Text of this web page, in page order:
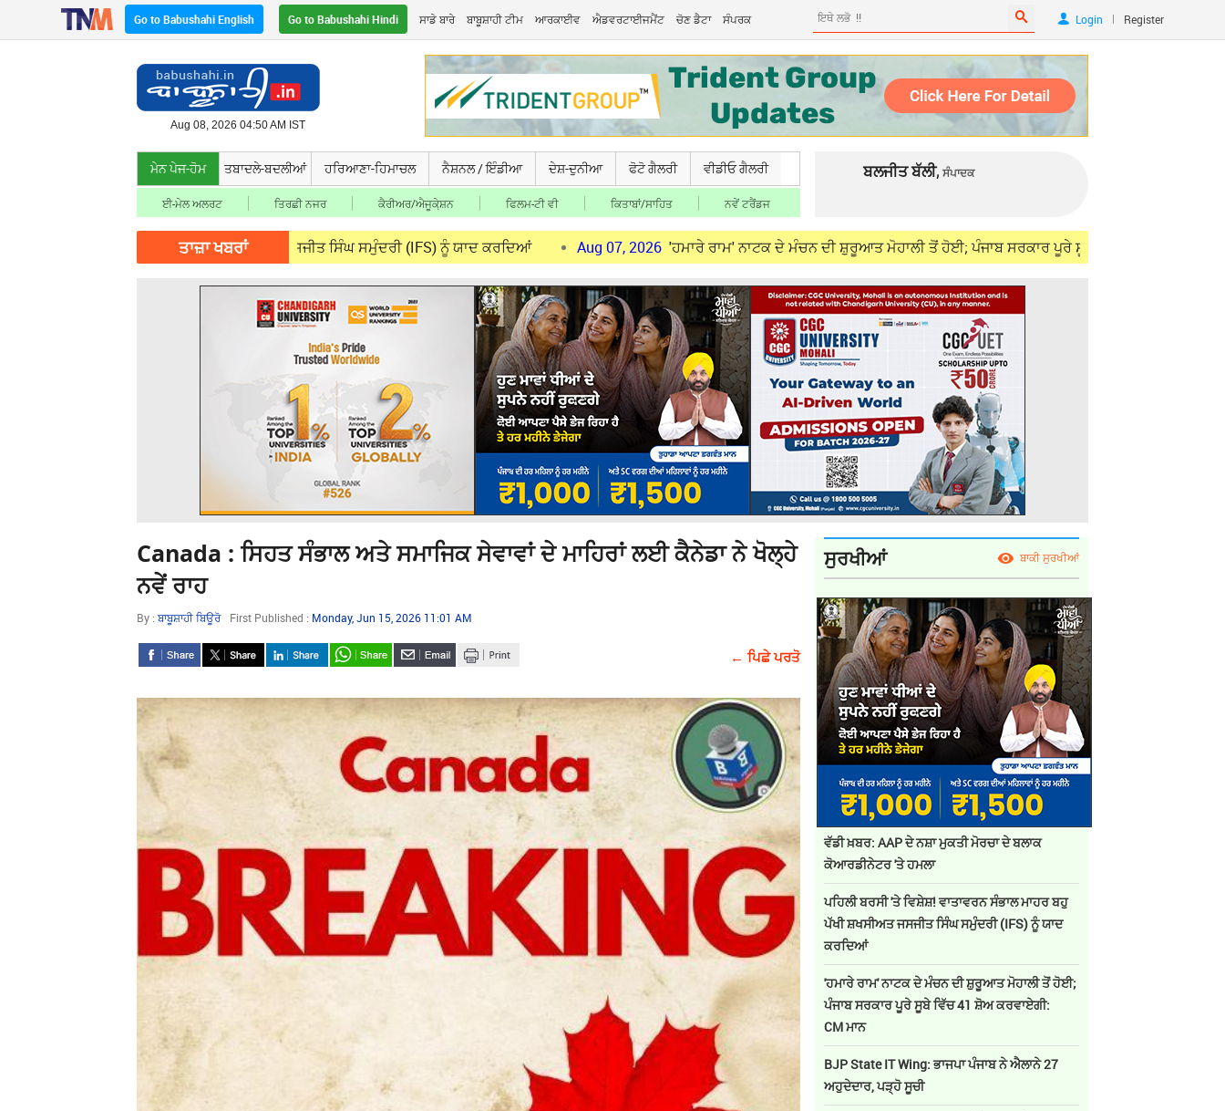
Go to Babushahi English Go to Babushahi Hindi ਸਾਡੇ ਬਾਰੇ ਬਾਬੂਸ਼ਾਹੀ ਟੀਮ ਆਰਕਾਈਵ ਐਡਵਰਟਾਈਜਮੈਂਟ ਚੋਣ ਡੈਟਾ ਸੰਪਰਕ Login | Register
Aug 08, 2026 04:50 AM IST
ਮੇਨ ਪੇਜ-ਹੋਮ ਤਬਾਦਲੇ-ਬਦਲੀਆਂ ਹਰਿਆਣਾ-ਹਿਮਾਚਲ ਨੈਸ਼ਨਲ / ਇੰਡੀਆ ਦੇਸ਼-ਦੁਨੀਆ ਫੋਟੋ ਗੈਲਰੀ ਵੀਡੀਓ ਗੈਲਰੀ
ਈ-ਮੇਲ ਅਲਰਟ ਤਿਰਛੀ ਨਜਰ ਕੈਰੀਅਰ/ਐਜੂਕੇ਼ਸ਼ਨ ਫਿਲਮ-ਟੀ ਵੀ ਕਿਤਾਬਾਂ/ਸਾਹਿਤ ਨਵੇਂ ਟਰੈਂਡਜ
ਬਲਜੀਤ ਬੱਲੀ, ਸੰਪਾਦਕ
ਤਾਜ਼ਾ ਖਬਰਾਂ
ਸੰਭਾਲ ਮਾਹਰ ਬਹੁ ਪੱਖੀ ਸ਼ਖਸੀਅਤ ਜਸਜੀਤ ਸਿੰਘ ਸਮੁੰਦਰੀ (IFS) ਨੂੰ ਯਾਦ ਕਰਦਿਆਂ Aug 07, 2026 'ਹਮਾਰੇ ਰਾਮ' ਨਾਟਕ ਦੇ ਮੰਚਨ ਦੀ ਸ਼ੁਰੂਆਤ ਮੋਹਾਲੀ ਤੋਂ ਹੋਈ; ਪੰਜਾਬ ਸਰਕਾਰ ਪੂਰੇ ਸੂਬੇ ਵਿੱਚ 41 ਸ਼ੋਅ ਕਰਵਾਏਗੀ: CM ਮਾਨ
Canada : ਸਿਹਤ ਸੰਭਾਲ ਅਤੇ ਸਮਾਜਿਕ ਸੇਵਾਵਾਂ ਦੇ ਮਾਹਿਰਾਂ ਲਈ ਕੈਨੇਡਾ ਨੇ ਖੋਲ੍ਹੇ
ਨਵੇਂ ਰਾਹ
By : ਬਾਬੂਸ਼ਾਹੀ ਬਿਊਰੋ First Published : Monday, Jun 15, 2026 11:01 AM
← ਪਿਛੇ ਪਰਤੋ
ਸੁਰਖੀਆਂ ਬਾਕੀ ਸੁਰਖੀਆਂ
ਵੱਡੀ ਖ਼ਬਰ: AAP ਦੇ ਨਸ਼ਾ ਮੁਕਤੀ ਮੋਰਚਾ ਦੇ ਬਲਾਕ
ਕੋਆਰਡੀਨੇਟਰ 'ਤੇ ਹਮਲਾ
ਪਹਿਲੀ ਬਰਸੀ 'ਤੇ ਵਿਸ਼ੇਸ਼! ਵਾਤਾਵਰਨ ਸੰਭਾਲ ਮਾਹਰ ਬਹੁ
ਪੱਖੀ ਸ਼ਖਸੀਅਤ ਜਸਜੀਤ ਸਿੰਘ ਸਮੁੰਦਰੀ (IFS) ਨੂੰ ਯਾਦ
ਕਰਦਿਆਂ
'ਹਮਾਰੇ ਰਾਮ' ਨਾਟਕ ਦੇ ਮੰਚਨ ਦੀ ਸ਼ੁਰੂਆਤ ਮੋਹਾਲੀ ਤੋਂ ਹੋਈ;
ਪੰਜਾਬ ਸਰਕਾਰ ਪੂਰੇ ਸੂਬੇ ਵਿੱਚ 41 ਸ਼ੋਅ ਕਰਵਾਏਗੀ:
CM ਮਾਨ
BJP State IT Wing: ਭਾਜਪਾ ਪੰਜਾਬ ਨੇ ਐਲਾਨੇ 27
ਅਹੁਦੇਦਾਰ, ਪੜ੍ਹੋ ਸੂਚੀ